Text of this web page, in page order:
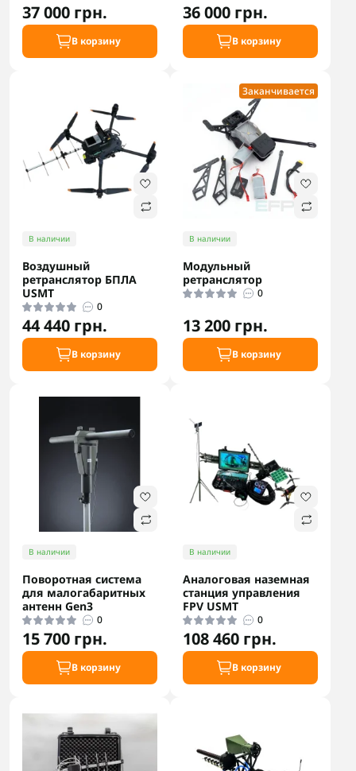
37 000 грн.
В корзину
36 000 грн.
В корзину
В наличии
Воздушный
ретранслятор БПЛА
USMT
0
44 440 грн.
В корзину
Заканчивается
В наличии
Модульный
ретранслятор
0
13 200 грн.
В корзину
В наличии
Поворотная система
для малогабаритных
антенн Gen3
0
15 700 грн.
В корзину
В наличии
Аналоговая наземная
станция управления
FPV USMT
0
108 460 грн.
В корзину